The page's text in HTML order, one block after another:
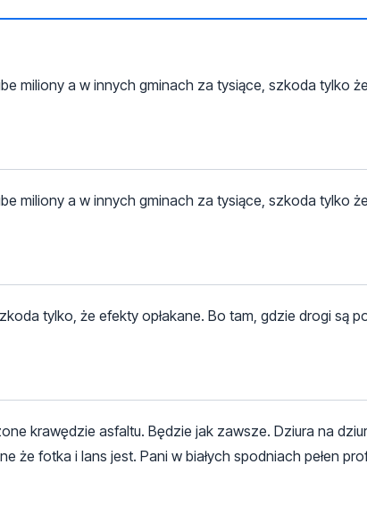
miliony a w innych gminach za tysiące, szkoda tylko
miliony a w innych gminach za tysiące, szkoda tylko
tylko, że efekty opłakane. Bo tam, gdzie drogi są
krawędzie asfaltu. Będzie jak zawsze. Dziura na
że fotka i lans jest. Pani w białych spodniach pełen